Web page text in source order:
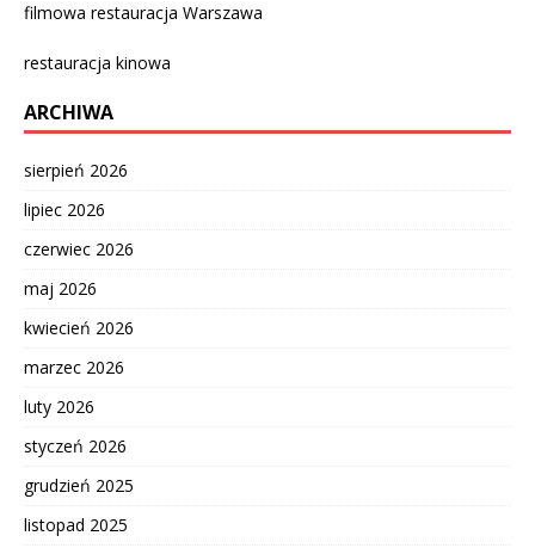
filmowa restauracja Warszawa
restauracja kinowa
ARCHIWA
sierpień 2026
lipiec 2026
czerwiec 2026
maj 2026
kwiecień 2026
marzec 2026
luty 2026
styczeń 2026
grudzień 2025
listopad 2025